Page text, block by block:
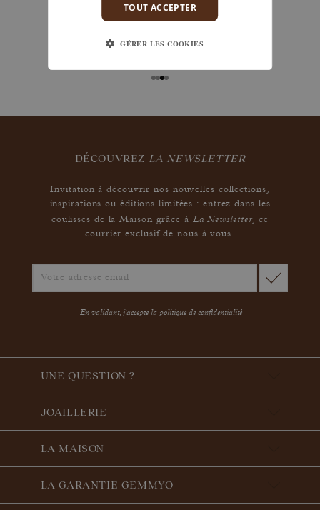
garanties
sous 30 jours après réception, y compris pour les
DÉCOUVREZ LA NEWSLETTER
Invitation à découvrir nos nouvelles collections,
inspirations ou éditions limitées : entrez dans les
coulisses de la Maison grâce à La Newsletter,ce
courrier exclusif de nous à vous.
En validant, j'accepte la politique de confidentialité
UNE QUESTION ?
JOAILLERIE
LA MAISON
LA GARANTIE GEMMYO
TOUT ACCEPTER
GÉRER LES COOKIES